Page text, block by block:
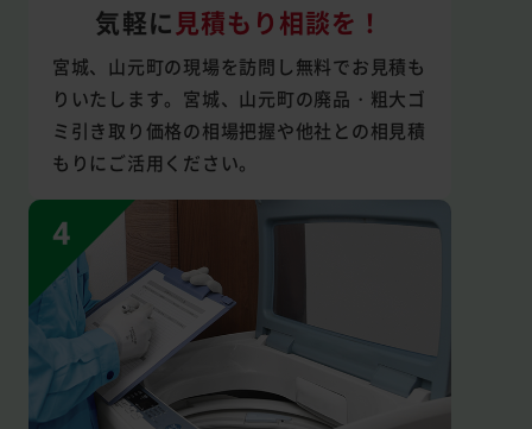
気軽に 見積もり相談を！
宮城、山元町の現場を訪問し無料でお見積も
りいたします。宮城、山元町の廃品・粗大ゴ
ミ引き取り価格の相場把握や他社との相見積
もりにご活用ください。